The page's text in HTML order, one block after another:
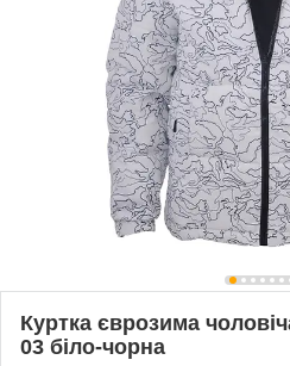
Куртка єврозима
03 біло-чорна